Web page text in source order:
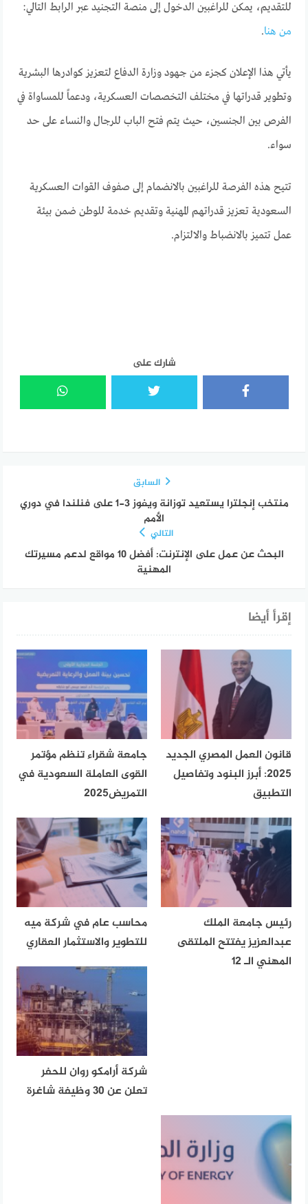
للتقديم، يمكن للراغبين الدخول إلى منصة التجنيد عبر الرابط التالي:
من هنا.
يأتي هذا الإعلان كجزء من جهود وزارة الدفاع لتعزيز كوادرها البشرية
وتطوير قدراتها في مختلف التخصصات العسكرية، ودعماً للمساواة في
الفرص بين الجنسين، حيث يتم فتح الباب للرجال والنساء على حد
سواء.
تتيح هذه الفرصة للراغبين بالانضمام إلى صفوف القوات العسكرية
السعودية تعزيز قدراتهم المهنية وتقديم خدمة للوطن ضمن بيئة
عمل تتميز بالانضباط والالتزام.
شارك على
السابق
منتخب إنجلترا يستعيد توزانة ويفوز 3-1 على فنلندا في دوري
الأمم
التالي
البحث عن عمل على الإنترنت: أفضل 10 مواقع لدعم مسيرتك
المهنية
إقرأ أيضا
قانون العمل المصري الجديد
2025: أبرز البنود وتفاصيل
التطبيق
جامعة شقراء تنظم مؤتمر
القوى العاملة السعودية في
التمريض2025
رئيس جامعة الملك
عبدالعزيز يفتتح الملتقى
المهني الـ 12
محاسب عام في شركة ميه
للتطوير والاستثمار العقاري
شركة أرامكو روان للحفر
تعلن عن 30 وظيفة شاغرة